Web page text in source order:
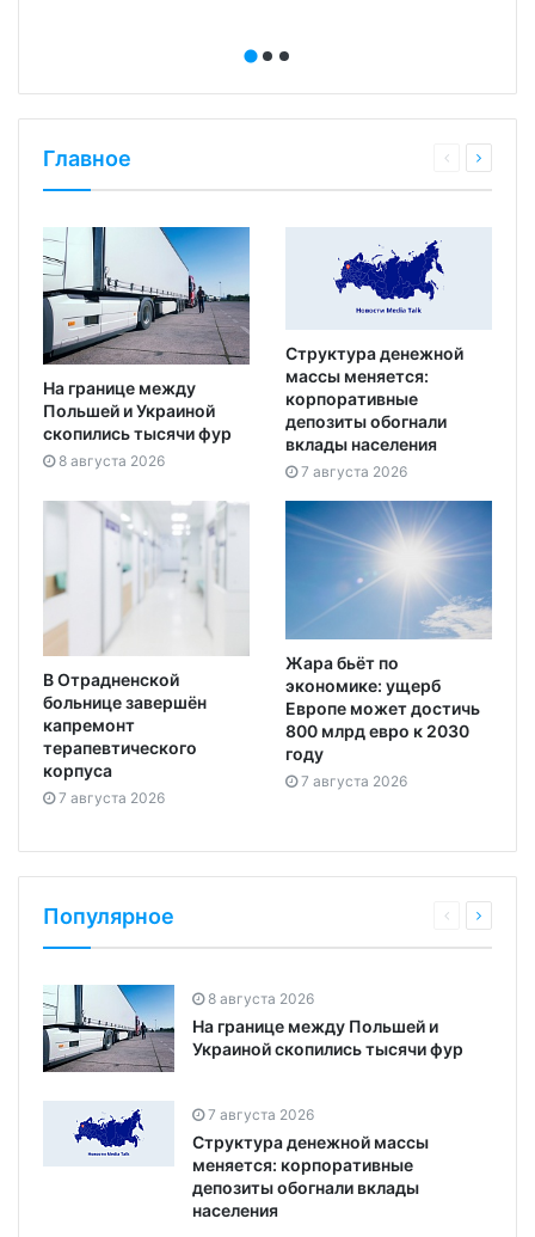
Главное
На границе между
Польшей и Украиной
скопились тысячи фур
8 августа 2026
Структура денежной
массы меняется:
корпоративные
депозиты обогнали
вклады населения
7 августа 2026
В Отрадненской
больнице завершён
капремонт
терапевтического
корпуса
7 августа 2026
Жара бьёт по
экономике: ущерб
Европе может достичь
800 млрд евро к 2030
году
7 августа 2026
Популярное
8 августа 2026
На границе между Польшей и
Украиной скопились тысячи фур
7 августа 2026
Структура денежной массы
меняется: корпоративные
депозиты обогнали вклады
населения